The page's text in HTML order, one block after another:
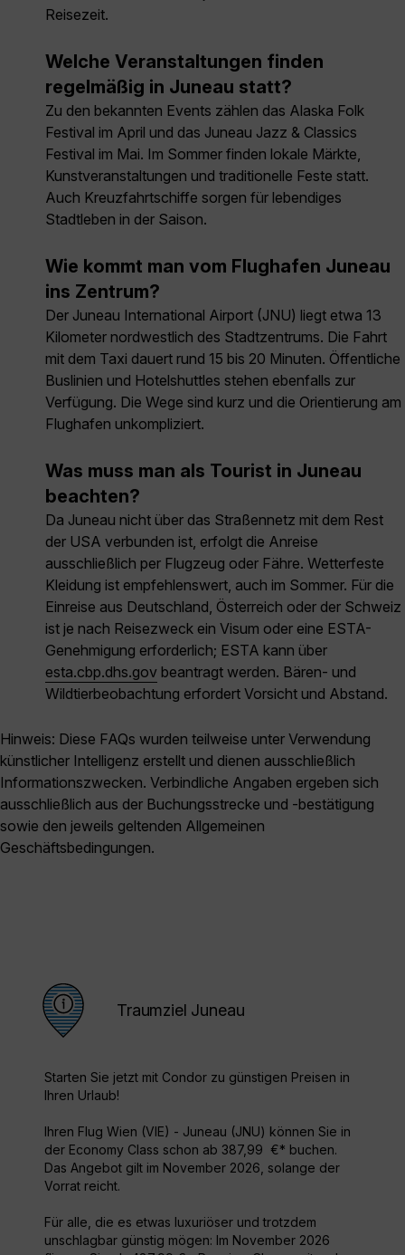
Reisezeit.
Welche Veranstaltungen finden
regelmäßig in Juneau statt?
Zu den bekannten Events zählen das Alaska Folk
Festival im April und das Juneau Jazz & Classics
Festival im Mai. Im Sommer finden lokale Märkte,
Kunstveranstaltungen und traditionelle Feste statt.
Auch Kreuzfahrtschiffe sorgen für lebendiges
Stadtleben in der Saison.
Wie kommt man vom Flughafen Juneau
ins Zentrum?
Der Juneau International Airport (JNU) liegt etwa 13
Kilometer nordwestlich des Stadtzentrums. Die Fahrt
mit dem Taxi dauert rund 15 bis 20 Minuten. Öffentliche
Buslinien und Hotelshuttles stehen ebenfalls zur
Verfügung. Die Wege sind kurz und die Orientierung am
Flughafen unkompliziert.
Was muss man als Tourist in Juneau
beachten?
Da Juneau nicht über das Straßennetz mit dem Rest
der USA verbunden ist, erfolgt die Anreise
ausschließlich per Flugzeug oder Fähre. Wetterfeste
Kleidung ist empfehlenswert, auch im Sommer. Für die
Einreise aus Deutschland, Österreich oder der Schweiz
ist je nach Reisezweck ein Visum oder eine ESTA-
Genehmigung erforderlich; ESTA kann über
esta.cbp.dhs.gov beantragt werden. Bären- und
Wildtierbeobachtung erfordert Vorsicht und Abstand.
Hinweis: Diese FAQs wurden teilweise unter Verwendung
künstlicher Intelligenz erstellt und dienen ausschließlich
Informationszwecken. Verbindliche Angaben ergeben sich
ausschließlich aus der Buchungsstrecke und -bestätigung
sowie den jeweils geltenden Allgemeinen
Geschäftsbedingungen.
Traumziel Juneau
Starten Sie jetzt mit Condor zu günstigen Preisen in
Ihren Urlaub!
Ihren Flug Wien (VIE) - Juneau (JNU) können Sie in
der Economy Class schon ab 387,99 €* buchen.
Das Angebot gilt im November 2026, solange der
Vorrat reicht.
Für alle, die es etwas luxuriöser und trotzdem
unschlagbar günstig mögen: Im November 2026